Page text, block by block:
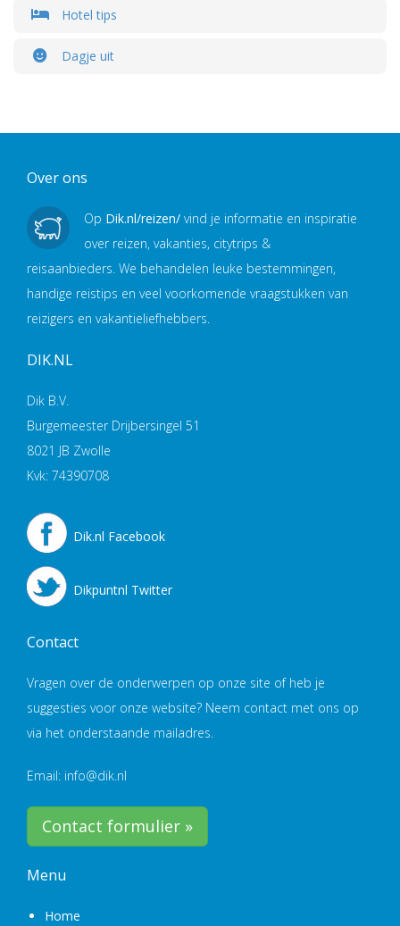
Hotel tips
Dagje uit
Over ons
Op Dik.nl/reizen/ vind je informatie en inspiratie
over reizen, vakanties, citytrips &
reisaanbieders. We behandelen leuke bestemmingen,
handige reistips en veel voorkomende vraagstukken van
reizigers en vakantieliefhebbers.
DIK.NL
Dik B.V.
Burgemeester Drijbersingel 51
8021 JB Zwolle
Kvk: 74390708
Dik.nl Facebook
Dikpuntnl Twitter
Contact
Vragen over de onderwerpen op onze site of heb je
suggesties voor onze website? Neem contact met ons op
via het onderstaande mailadres.
Email: info@dik.nl
Contact formulier »
Menu
Home